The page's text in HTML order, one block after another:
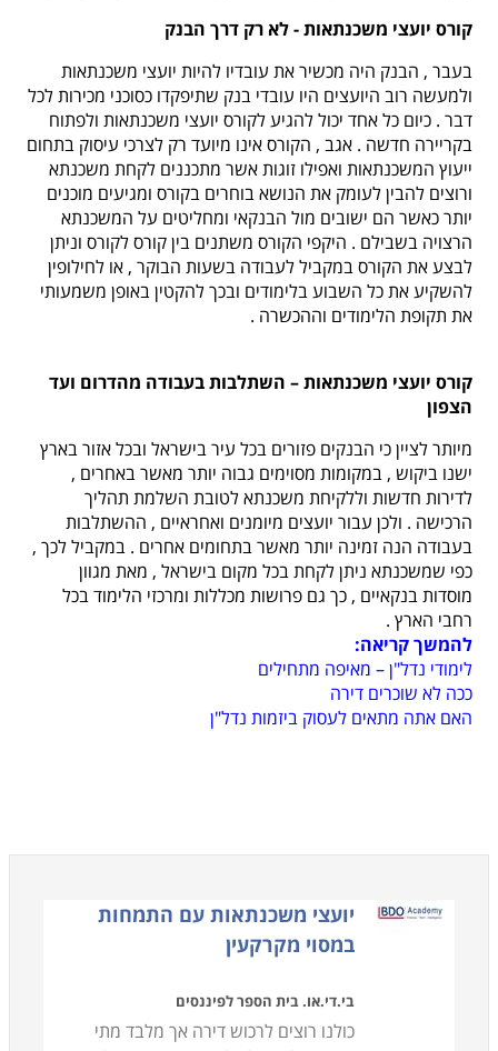
קורס יועצי משכנתאות-לא רק דרך הבנק
בעבר , הבנק היה מכשיר את עובדיו להיות יועצי משכנתאות
ולמעשה רוב היועצים היו עובדי בנק שתיפקדו כסוכני מכירות לכל
דבר . כיום כל אחד יכול להגיע לקורס יועצי משכנתאות ולפתוח
בקריירה חדשה . אגב , הקורס אינו מיועד רק לצרכי עיסוק בתחום
ייעוץ המשכנתאות ואפילו זוגות אשר מתכננים לקחת משכנתא
ורוצים להבין לעומק את הנושא בוחרים בקורס ומגיעים מוכנים
יותר כאשר הם ישובים מול הבנקאי ומחליטים על המשכנתא
הרצויה בשבילם . היקפי הקורס משתנים בין קורס לקורס וניתן
לבצע את הקורס במקביל לעבודה בשעות הבוקר , או לחילופין
להשקיע את כל השבוע בלימודים ובכך להקטין באופן משמעותי
את תקופת הלימודים וההכשרה .
קורס יועצי משכנתאות– השתלבות בעבודה מהדרום ועד
הצפון
מיותר לציין כי הבנקים פזורים בכל עיר בישראל ובכל אזור בארץ
ישנו ביקוש , במקומות מסוימים גבוה יותר מאשר באחרים ,
לדירות חדשות וללקיחת משכנתא לטובת השלמת תהליך
הרכישה . ולכן עבור יועצים מיומנים ואחראיים , ההשתלבות
בעבודה הנה זמינה יותר מאשר בתחומים אחרים . במקביל לכך ,
כפי שמשכנתא ניתן לקחת בכל מקום בישראל , מאת מגוון
מוסדות בנקאיים , כך גם פרושות מכללות ומרכזי הלימוד בכל
רחבי הארץ .
להמשך קריאה:
לימודי נדל"ן – מאיפה מתחילים
ככה לא שוכרים דירה
האם אתה מתאים לעסוק ביזמות נדל"ן
יועצי משכנתאות עם התמחות
במסוי מקרקעין
בי.די.או. בית הספר לפיננסים
כולנו רוצים לרכוש דירה אך מלבד מתי